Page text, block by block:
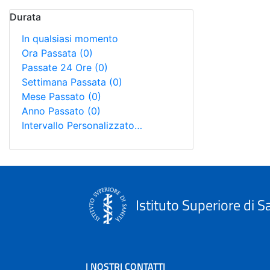
Durata
In qualsiasi momento
Ora Passata (0)
Passate 24 Ore (0)
Settimana Passata (0)
Mese Passato (0)
Anno Passato (0)
Intervallo Personalizzato…
Istituto Superiore di
I NOSTRI CONTATTI